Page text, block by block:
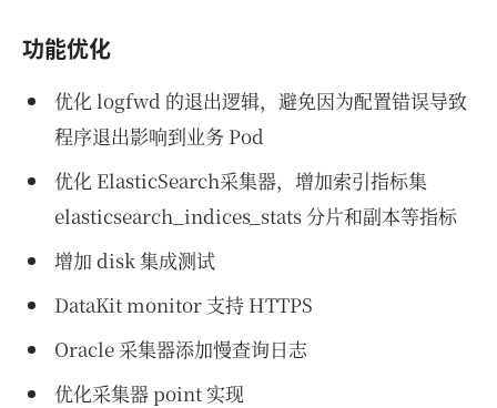
功能优化
优化 logfwd 的退出逻辑，避免因为配置错误导致
程序退出影响到业务 Pod
优化 ElasticSearch采集器，增加索引指标集
elasticsearch_indices_stats 分片和副本等指标
增加 disk 集成测试
DataKit monitor 支持 HTTPS
Oracle 采集器添加慢查询日志
优化采集器 point 实现